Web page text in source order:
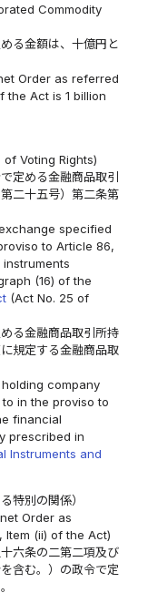
Commodity
る金額は、十億円と
Order as referred
the Act is 1 billion
Voting Rights)
定める金融商品取引
第二十五号）第二条第
specified
to Article 86,
(16) of the
(Act No. 25 of
る金融商品取引所持
規定する金融商品取
company
in the proviso to
financial
prescribed in
Instruments and
特別の関係）
Order as
Item (ii) of the Act)
六条の二第二項及び
含む。）の政令で定